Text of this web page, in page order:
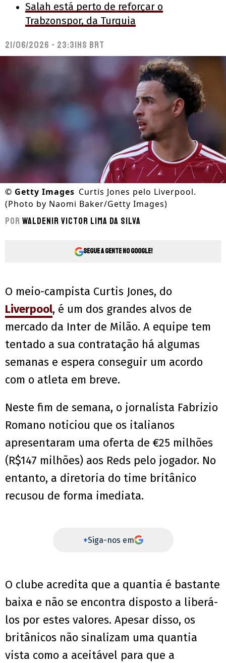
Salah está perto de reforçar o
Trabzonspor, da Turquia
21/06/2026 - 23:31hs BRT
© Getty Images Curtis Jones pelo Liverpool.
(Photo by Naomi Baker/Getty Images)
Por Waldenir Victor Lima Da Silva
Segue a gente no Google!
O meio-campista Curtis Jones, do
Liverpool, é um dos grandes alvos de
mercado da Inter de Milão. A equipe tem
tentado a sua contratação há algumas
semanas e espera conseguir um acordo
com o atleta em breve.
Neste fim de semana, o jornalista Fabrizio
Romano noticiou que os italianos
apresentaram uma oferta de €25 milhões
(R$147 milhões) aos Reds pelo jogador. No
entanto, a diretoria do time britânico
recusou de forma imediata.
+Siga-nos em
O clube acredita que a quantia é bastante
baixa e não se encontra disposto a liberá-
los por estes valores. Apesar disso, os
britânicos não sinalizam uma quantia
vista como a aceitável para que a